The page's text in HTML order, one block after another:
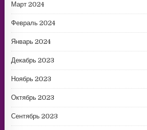
Март 2024
Февраль 2024
Январь 2024
Декабрь 2023
Ноябрь 2023
Октябрь 2023
Сентябрь 2023